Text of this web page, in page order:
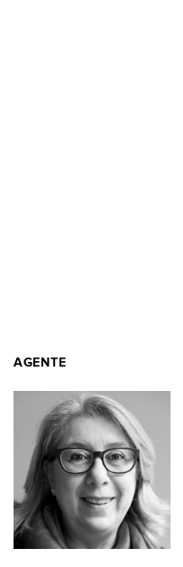
AGENTE